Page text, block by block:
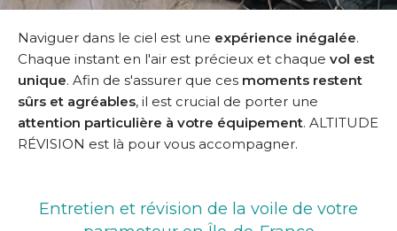
Naviguer dans le ciel est une expérience inégalée.
Chaque instant en l'air est précieux et chaque vol est
unique. Afin de s'assurer que ces moments restent
sûrs et agréables, il est crucial de porter une
attention particulière à votre équipement. ALTITUDE
RÉVISION est là pour vous accompagner.
Entretien et révision de la voile de votre